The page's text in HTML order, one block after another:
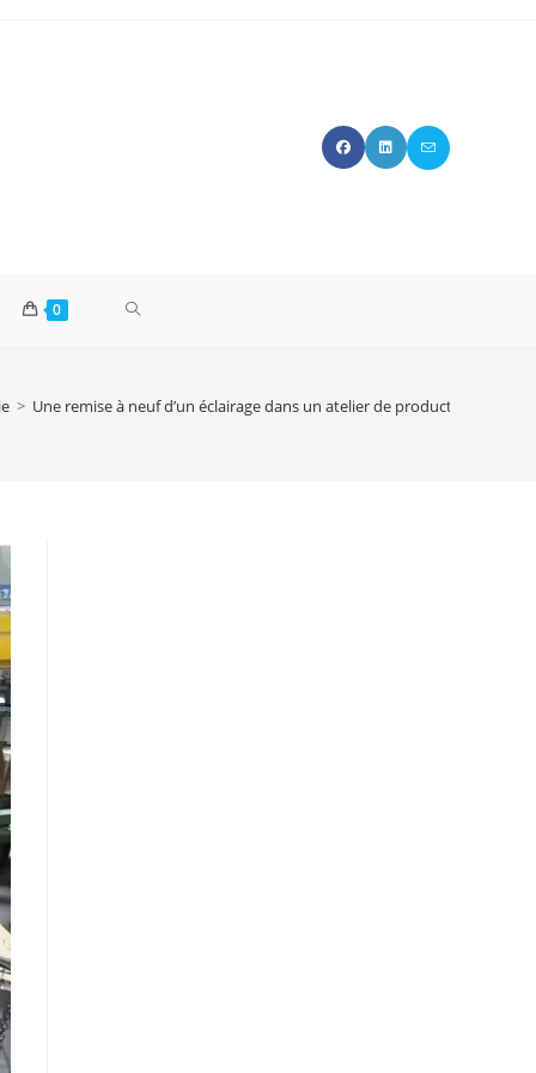
0
> Une remise à neuf d’un éclairage dans un atelier de production .